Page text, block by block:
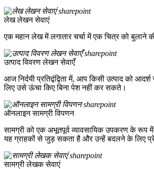
लेख लेखन सेवाएं
एक महान लेख में लगातार चर्चा में एक चित्र को बुलाने की
उत्पाद विवरण लेखन सेवाएँ
आज निर्दयी प्रतिद्वंद्विता में, आप किसी उत्पाद को
लिए उसे ऊंचा किए बिना पेश नहीं कर सकते।
ऑनलाइन सामग्री विपणन
सामग्री को एक अभूतपूर्व व्यावसायिक उपकरण के रूप में
यह ग्राहकों से जुड़ सकता है और उन्हें बदलने के लिए
सामग्री लेखक सेवाएं